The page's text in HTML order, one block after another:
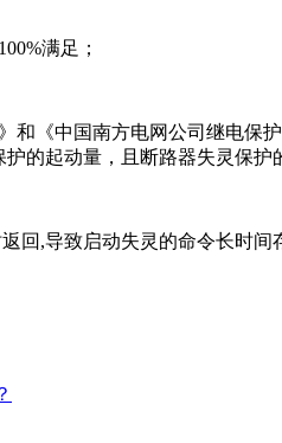
满足；
和《中国南方电网公司继电
的起动量，且断路器失灵保护
回,导致启动失灵的命令长时